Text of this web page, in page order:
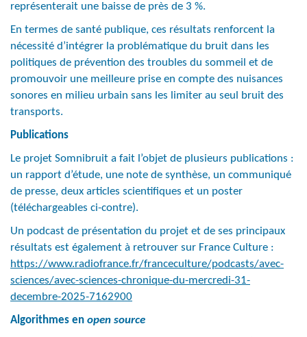
représenterait une baisse de près de 3 %.
En termes de santé publique, ces résultats renforcent la
nécessité d’intégrer la problématique du bruit dans les
politiques de prévention des troubles du sommeil et de
promouvoir une meilleure prise en compte des nuisances
sonores en milieu urbain sans les limiter au seul bruit des
transports.
Publications
Le projet Somnibruit a fait l’objet de plusieurs publications :
un rapport d’étude, une note de synthèse, un communiqué
de presse, deux articles scientifiques et un poster
(téléchargeables ci-contre).
Un podcast de présentation du projet et de ses principaux
résultats est également à retrouver sur France Culture :
https://www.radiofrance.fr/franceculture/podcasts/avec-
sciences/avec-sciences-chronique-du-mercredi-31-
decembre-2025-7162900
Algorithmes en open source